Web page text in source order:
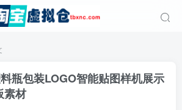
瓶包装LOGO智能贴图样机展示
素材